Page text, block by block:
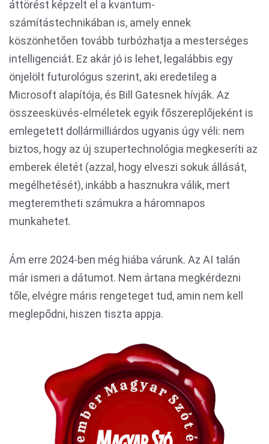
áttörést képzelt el a kvantum-
számítástechnikában is, amely ennek
köszönhetően tovább turbózhatja a mesterséges
intelligenciát. Ez akár jó is lehet, legalábbis egy
önjelölt futurológus szerint, aki eredetileg a
Microsoft alapítója, és Bill Gatesnek hívják. Az
összeesküvés-elméletek egyik főszereplőjeként is
emlegetett dollármilliárdos ugyanis úgy véli: nem
biztos, hogy az új szupertechnológia megkeseríti az
emberek életét (azzal, hogy elveszi sokuk állását,
megélhetését), inkább a hasznukra válik, mert
megteremtheti számukra a háromnapos
munkahetet.
Ám erre 2024-ben még hiába várunk. Az AI talán
már ismeri a dátumot. Nem ártana megkérdezni
tőle, elvégre máris rengeteget tud, amin nem kell
meglepődni, hiszen tiszta appja.